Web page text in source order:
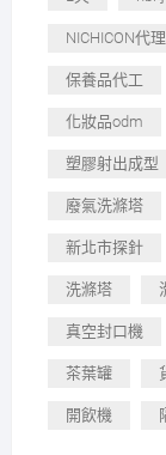
NICHICON代
保養品代工
化妝品odm
塑膠射出成型
廢氣洗滌塔
新北市探針
洗滌塔
真空封口機
茶葉罐
開飲機